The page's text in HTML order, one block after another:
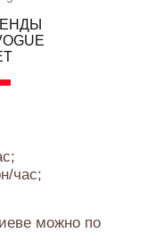
час;
можно по